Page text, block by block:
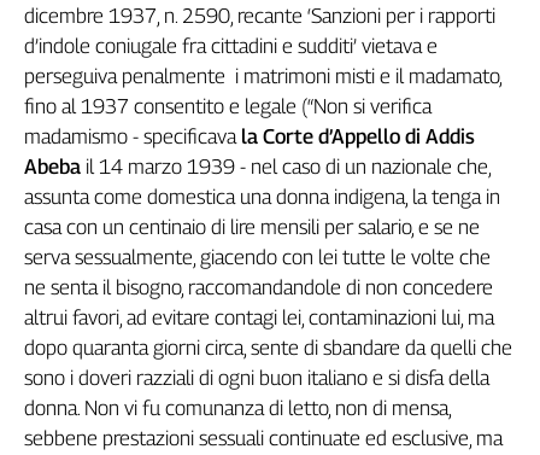
Contatti
La
redazione
Newsletter
Social
dicembre 1937, n. 2590, recante ‘Sanzioni per i rapporti
d’indole coniugale fra cittadini e sudditi’ vietava e
perseguiva penalmente i matrimoni misti e il madamato,
fino al 1937 consentito e legale (“Non si verifica
madamismo - specificava la Corte d’Appello di Addis
Abeba il 14 marzo 1939 - nel caso di un nazionale che,
assunta come domestica una donna indigena, la tenga in
casa con un centinaio di lire mensili per salario, e se ne
serva sessualmente, giacendo con lei tutte le volte che
ne senta il bisogno, raccomandandole di non concedere
altrui favori, ad evitare contagi lei, contaminazioni lui, ma
dopo quaranta giorni circa, sente di sbandare da quelli che
sono i doveri razziali di ogni buon italiano e si disfa della
donna. Non vi fu comunanza di letto, non di mensa,
sebbene prestazioni sessuali continuate ed esclusive, ma